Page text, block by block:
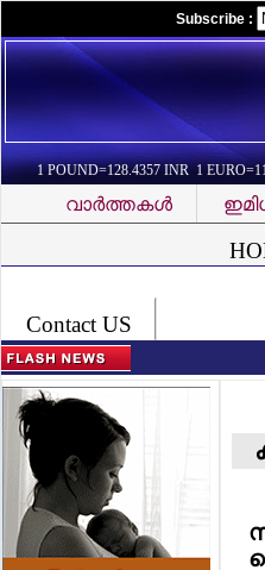
Subscribe :
1 POUND=128.4357 INR 1
വാര്‍ത്തകള്‍
Contact US